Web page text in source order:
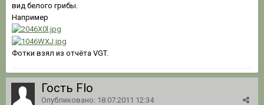
вид белого грибы.
Например
Фотки взял из отчёта VGT.
Гость Flo
Опубликовано: 18.07.2011 12:34